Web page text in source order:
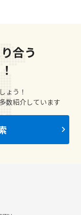
合う
ょう！
数紹介しています